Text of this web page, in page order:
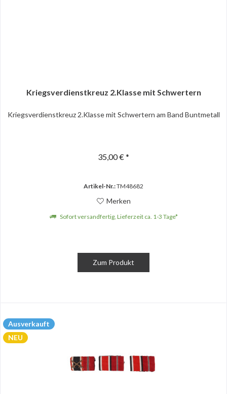
Kriegsverdienstkreuz 2.Klasse mit Schwertern
Kriegsverdienstkreuz 2.Klasse mit Schwertern am Band Buntmetall
35,00 € *
Artikel-Nr.:TM48682
Merken
Sofort versandfertig, Lieferzeit ca. 1-3 Tage*
Zum Produkt
Ausverkauft
NEU